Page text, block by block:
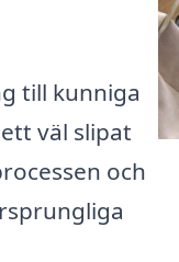
till kunniga
väl slipat
och